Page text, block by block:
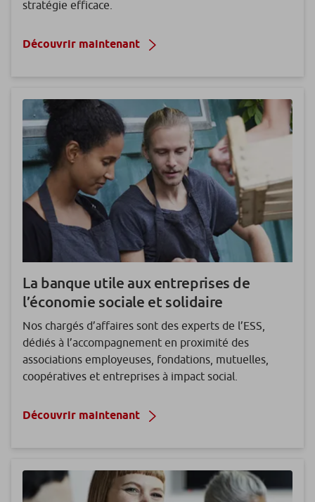
stratégie efficace.
Découvrir maintenant
La banque utile aux entreprises de
l’économie sociale et solidaire
Nos chargés d’affaires sont des experts de l’ESS,
dédiés à l’accompagnement en proximité des
associations employeuses, fondations, mutuelles,
coopératives et entreprises à impact social.
Découvrir maintenant